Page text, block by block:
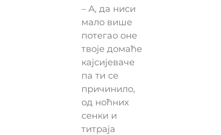
– А, да ниси
мало више
потегао оне
твоје домаће
кајсијеваче
па ти се
причинило,
од ноћних
сенки и
титраја